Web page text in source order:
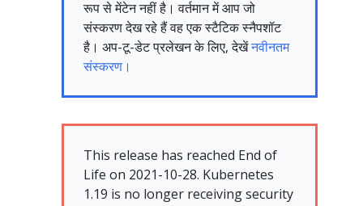
रूप से मेंटेन नहीं है। वर्तमान में आप जो
संस्करण देख रहे हैं वह एक स्टैटिक स्नैपशॉट
है। अप-टू-डेट प्रलेखन के लिए, देखेंनवीनतम
संस्करण।
This release has reached End of
Life on 2021-10-28. Kubernetes
1.19 is no longer receiving security